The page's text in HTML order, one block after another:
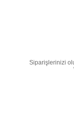
Siparişlerinizi